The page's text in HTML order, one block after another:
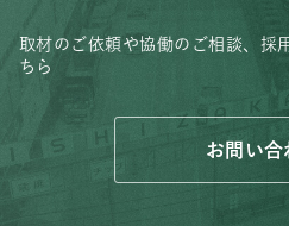
取材のご依頼や協働のご相談、 採
ちら
お問い合